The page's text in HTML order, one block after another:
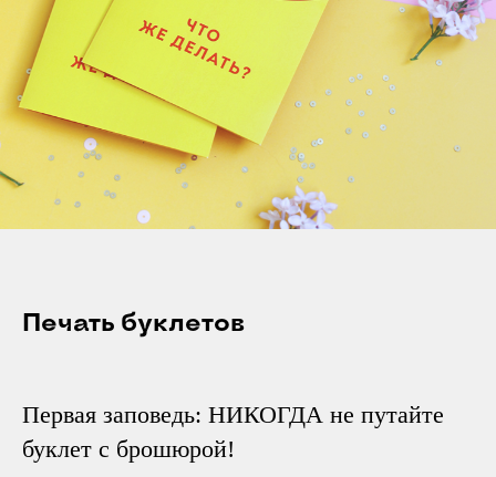
Печать буклетов
Первая заповедь: НИКОГДА не путайте
буклет с брошюрой!